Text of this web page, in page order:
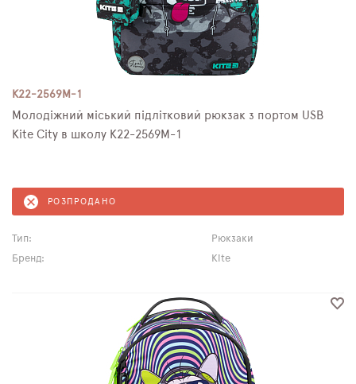
K22-2569M-1
Молодіжний міський підлітковий рюкзак з портом USB
Kite City в школу K22-2569M-1
РОЗПРОДАНО
Тип:
Рюкзаки
Бренд:
Kite